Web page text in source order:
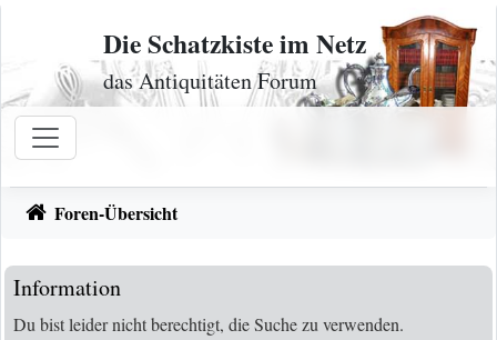
Zum Inhalt
Die Schatzkiste im Netz
das Antiquitäten Forum
Foren-Übersicht
Information
Du bist leider nicht berechtigt, die Suche zu verwenden.